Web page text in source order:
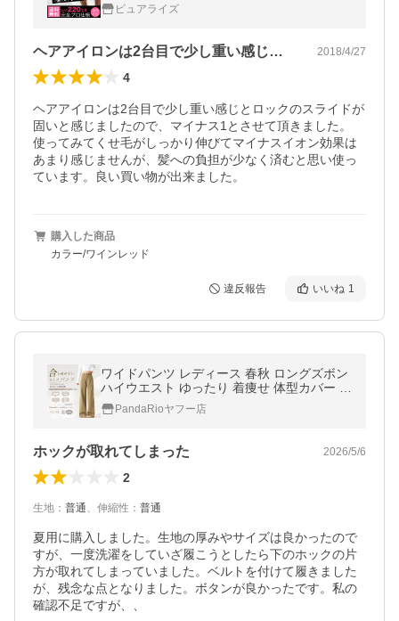
ピュアライズ
ヘアアイロンは2台目で少し重い感じとロ… 2018/4/27
4
ヘアアイロンは2台目で少し重い感じとロックのスライドが
固いと感じましたので、マイナス1とさせて頂きました。
使ってみてくせ毛がしっかり伸びてマイナスイオン効果は
あまり感じませんが、髪への負担が少なく済むと思い使っ
ています。良い買い物が出来ました。
購入した商品
カラー/ワインレッド
違反報告 いいね 1
ワイドパンツ レディース 春秋 ロングズボン
ハイウエスト ゆったり 着痩せ 体型カバー ス
PandaRioヤフー店
ホックが取れてしまった 2026/5/6
2
生地 ： 普通、 伸縮性 ： 普通
夏用に購入しました。生地の厚みやサイズは良かったので
すが、一度洗濯をしていざ履こうとしたら下のホックの片
方が取れてしまっていました。ベルトを付けて履きました
が、残念な点となりました。ボタンが良かったです。私の
確認不足ですが、、